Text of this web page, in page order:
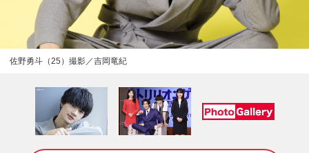
佐野勇斗（25）撮影／吉岡竜紀